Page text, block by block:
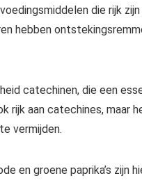
die rijk
hebben
catechinen, die een
rijk aan catechines, maar
vermijden.
en groene paprika’s zijn